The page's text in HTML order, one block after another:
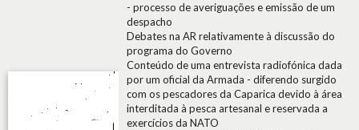
- processo de averiguações e emissão de um
despacho
Debates na AR relativamente à discussão do
programa do Governo
Conteúdo de uma entrevista radiofónica dada
por um oficial da Armada - diferendo surgido
com os pescadores da Caparica devido à área
interditada à pesca artesanal e reservada a
exercícios da NATO